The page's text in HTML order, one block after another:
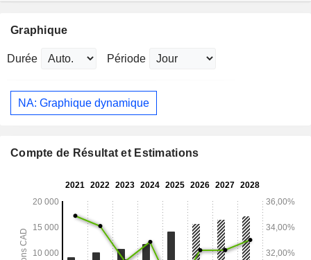
Graphique
Durée Période
NA: Graphique dynamique
Compte de Résultat et Estimations